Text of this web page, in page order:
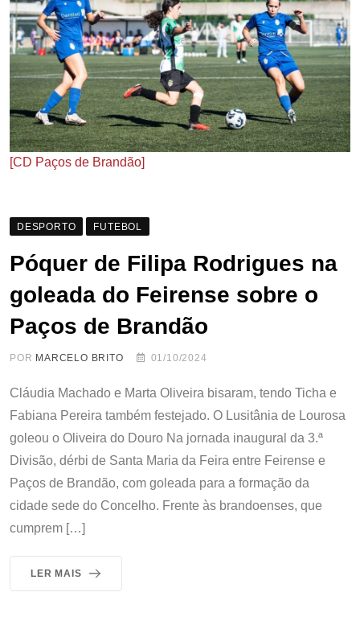
[CD Paços de Brandão]
DESPORTO FUTEBOL
Póquer de Filipa Rodrigues na
goleada do Feirense sobre o
Paços de Brandão
POR MARCELO BRITO 01/10/2024
Cláudia Machado e Marta Oliveira bisaram, tendo Ticha e
Fabiana Pereira também festejado. O Lusitânia de Lourosa
goleou o Oliveira do Douro Na jornada inaugural da 3.ª
Divisão, dérbi de Santa Maria da Feira entre Feirense e
Paços de Brandão, com goleada para a formação da
cidade sede do Concelho. Frente às brandoenses, que
cumprem […]
LER MAIS